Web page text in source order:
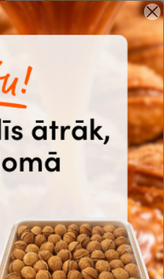
Zefīrs krējuma,
Laima, 200 g|8-
01-115
Ātrā piegāde
Pirkt